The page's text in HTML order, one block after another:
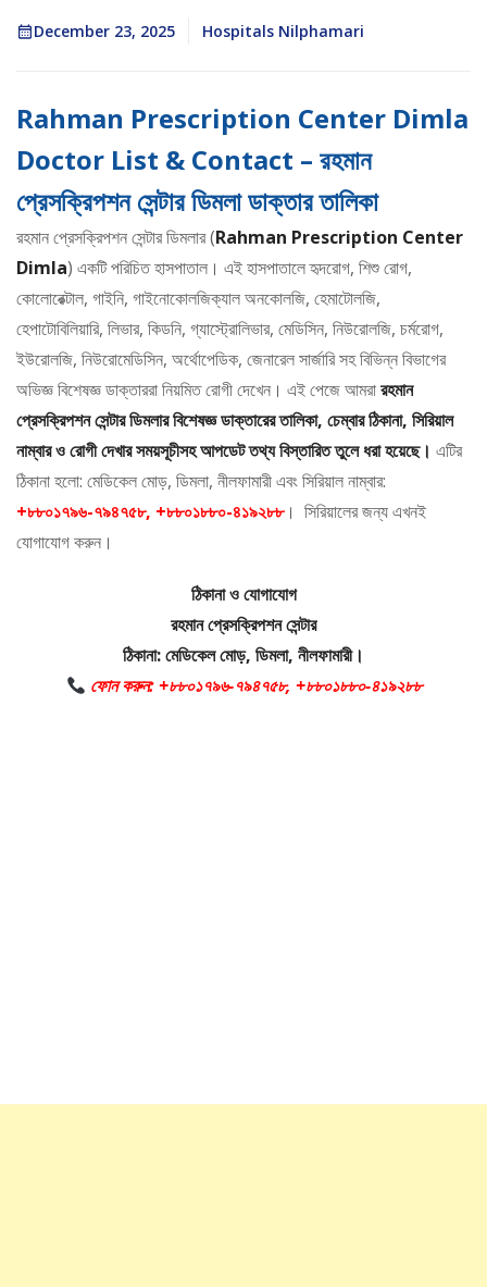
December 23, 2025 Hospitals Nilphamari
Rahman Prescription Center Dimla
Doctor List & Contact – রহমান
প্রেসক্রিপশন সেন্টার ডিমলা ডাক্তার তালিকা
রহমান প্রেসক্রিপশন সেন্টার ডিমলার (Rahman Prescription Center
Dimla) একটি পরিচিত হাসপাতাল। এই হাসপাতালে হৃদরোগ, শিশু রোগ,
কোলোরেক্টাল, গাইনি, গাইনোকোলজিক্যাল অনকোলজি, হেমাটোলজি,
হেপাটোবিলিয়ারি, লিভার, কিডনি, গ্যাস্ট্রোলিভার, মেডিসিন, নিউরোলজি, চর্মরোগ,
ইউরোলজি, নিউরোমেডিসিন, অর্থোপেডিক, জেনারেল সার্জারি সহ বিভিন্ন বিভাগের
অভিজ্ঞ বিশেষজ্ঞ ডাক্তাররা নিয়মিত রোগী দেখেন। এই পেজে আমরারহমান
প্রেসক্রিপশন সেন্টার ডিমলার বিশেষজ্ঞ ডাক্তারের তালিকা, চেম্বার ঠিকানা, সিরিয়াল
নাম্বার ও রোগী দেখার সময়সূচীসহ আপডেট তথ্য বিস্তারিত তুলে ধরা হয়েছে। এটির
ঠিকানা হলো: মেডিকেল মোড়, ডিমলা, নীলফামারী এবং সিরিয়াল নাম্বার:
+৮৮০১৭৯৬-৭৯৪৭৫৮, +৮৮০১৮৮০-৪১৯২৮৮। সিরিয়ালের জন্য এখনই
যোগাযোগ করুন।
ঠিকানা ও যোগাযোগ
রহমান প্রেসক্রিপশন সেন্টার
ঠিকানা: মেডিকেল মোড়, ডিমলা, নীলফামারী।
ফোন করুন: +৮৮০১৭৯৬-৭৯৪৭৫৮, +৮৮০১৮৮০-৪১৯২৮৮